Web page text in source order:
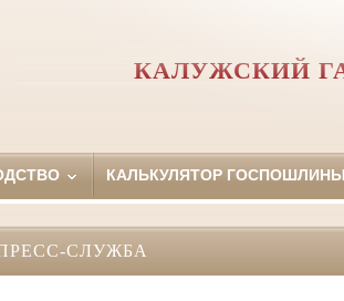
КАЛУЖСКИЙ
КАЛЬКУЛЯТОР ГОСПОШЛИНЫ
СЛУЖБА